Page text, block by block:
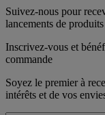
Suivez-nous pour
lancements de
Inscrivez-vous et
commande
Soyez le premier à
intérêts et de vos